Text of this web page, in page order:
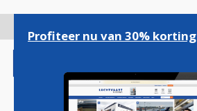
gaan
Profiteer nu van 30% korting